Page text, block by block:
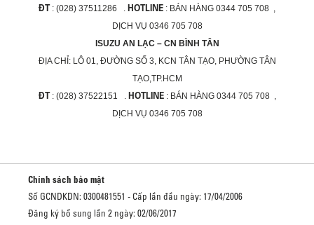
ĐT: (028) 37511286 . HOTLINE : BÁN HÀNG 0344 705 708 ,
DỊCH VỤ 0346 705 708
ISUZU AN LẠC – CN BÌNH TÂN
ĐỊA CHỈ: LÔ 01, ĐƯỜNG SỐ 3, KCN TÂN TẠO, PHƯỜNG TÂN
TẠO,TP.HCM
ĐT: (028) 37522151 .HOTLINE: BÁN HÀNG 0344 705 708 ,
DỊCH VỤ 0346 705 708
Chính sách bảo mật
Số GCNDKDN: 0300481551 - Cấp lần đầu ngày: 17/04/2006
Đăng ký bổ sung lần 2 ngày: 02/06/2017